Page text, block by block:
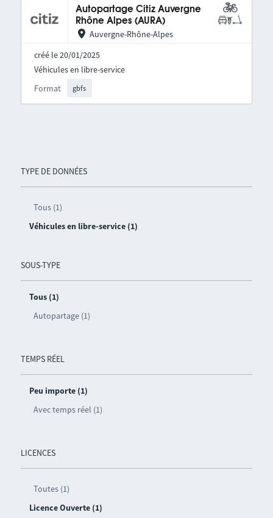
TYPE DE DONNÉES
Tous (1)
Véhicules en libre-service (1)
SOUS-TYPE
Tous (1)
Autopartage (1)
TEMPS RÉEL
Peu importe (1)
Avec temps réel (1)
LICENCES
Toutes (1)
Licence Ouverte (1)
Autopartage Citiz Auvergne
Rhône Alpes (AURA)
Auvergne-Rhône-Alpes
créé le 20/01/2025
Format gbfs
Véhicules en libre-service